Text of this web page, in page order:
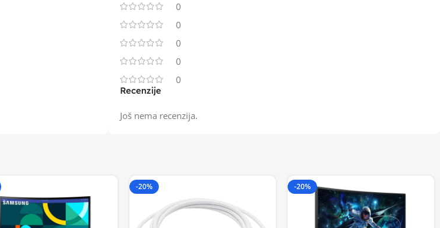
0
0
0
0
0
Recenzije
Još nema recenzija.
-20% -20%